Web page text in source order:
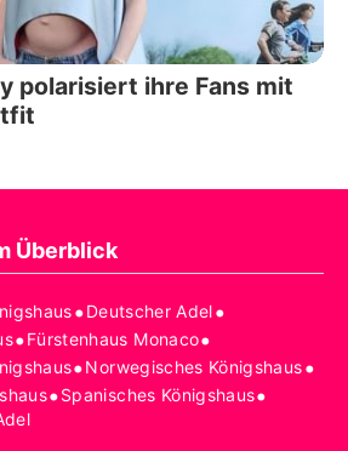
polarisiert ihre Fans mit
Überblick
•Deutscher Adel•
•Fürstenhaus Monaco•
•Norwegisches Königshaus•
•Spanisches Königshaus•